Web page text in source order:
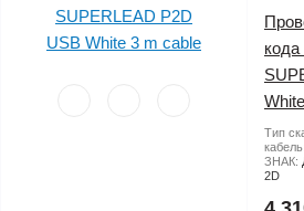
Тип
кабель:
ЗНАК:
2D